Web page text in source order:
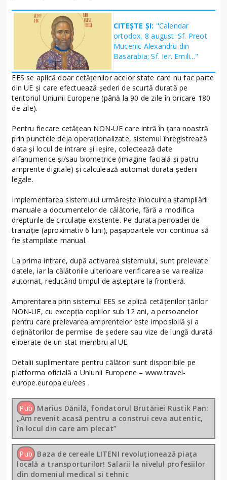
CITEȘTE ȘI: "Calendar
ortodox, 8 august: Sf. Preot
Mucenic Alexandru din
Basarabia; Sf. Ier. Emili..."
EES se aplică doar cetățenilor acelor state care nu fac parte
din UE și care efectuează șederi de scurtă durată pe
teritoriul Uniunii Europene (până la 90 de zile în oricare 180
de zile).
Pentru fiecare cetățean NON-UE care intră în țara noastră
prin punctele deja operaționalizate, sistemul înregistrează
data și locul de intrare și ieșire, colectează date
alfanumerice și/sau biometrice (imagine facială și patru
amprente digitale) și calculează automat durata șederii
legale.
Implementarea sistemului urmărește înlocuirea ștampilării
manuale a documentelor de călătorie, fără a modifica
drepturile de circulație existente. Pe durata perioadei de
tranziție (aproximativ 6 luni), pașapoartele vor continua să
fie ștampilate manual.
La prima intrare, după activarea sistemului, sunt prelevate
datele, iar la călătoriile ulterioare verificarea se va realiza
automat, reducând timpul de așteptare la frontieră.
Amprentarea prin sistemul EES se aplică cetățenilor țărilor
NON-UE, cu excepția copiilor sub 12 ani, a persoanelor
pentru care prelevarea amprentelor este imposibilă și a
deținătorilor de permise de ședere sau vize de lungă durată
eliberate de un stat membru al UE.
Detalii suplimentare pentru călători sunt disponibile pe
platforma oficială a Uniunii Europene – www.travel-
europe.europa.eu/ees .
Pub Marius Dănilă, fondatorul Brutăriei Rustik Pan:
„Am revenit acasă pentru a construi ceva autentic,
în locul din care am plecat”
Pub Baza de cereale LITENI revoluționează piața
locală a transporturilor! Salarii la nivelul profesiilor
din domeniul medical si tehnic